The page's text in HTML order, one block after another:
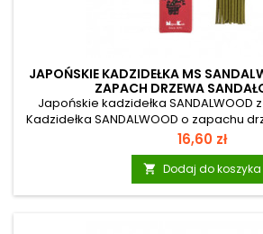
JAPOŃSKIE KADZIDEŁKA MS
ZAPACH DRZEWA
Japońskie kadzidełka SANDALWOOD
Kadzidełka SANDALWOOD o zapachu
mają głęboki zapach dzikiej natury.
charakter i niepowtarzalny
przypominający nieco woń mleka
Przynoszą ukojenie i wyciszenie umysłu.
drzewa sandałowego od lat stosuje
Cena
16,60 zł
 Dodaj do koszyka